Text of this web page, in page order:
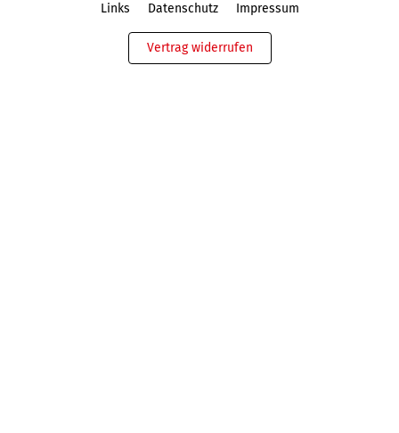
Links Datenschutz Impressum
Vertrag widerrufen